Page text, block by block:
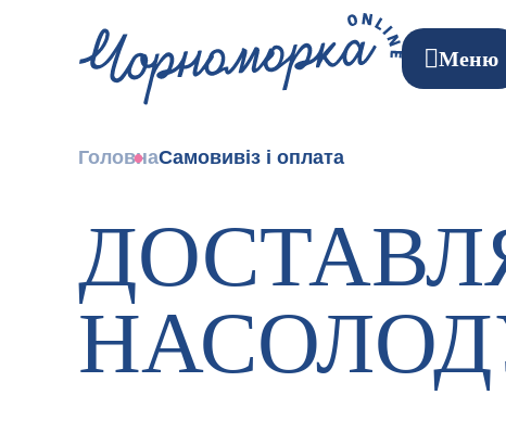
Меню
ГоловнаСамовивіз і оплата